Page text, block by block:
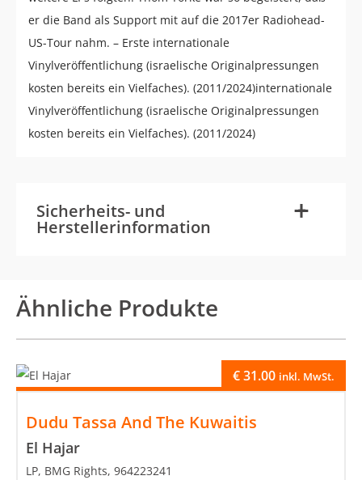
er die Band als Support mit auf die 2017er Radiohead-
US-Tour nahm. – Erste internationale
Vinylveröffentlichung (israelische Originalpressungen
kosten bereits ein Vielfaches). (2011/2024)internationale
Vinylveröffentlichung (israelische Originalpressungen
kosten bereits ein Vielfaches). (2011/2024)
Sicherheits- und
Herstellerinformation +
-
Ähnliche Produkte
Dudu Tassa And The Kuwaitis
El Hajar
€31.00 inkl. MwSt.
LP, BMG Rights, 964223241